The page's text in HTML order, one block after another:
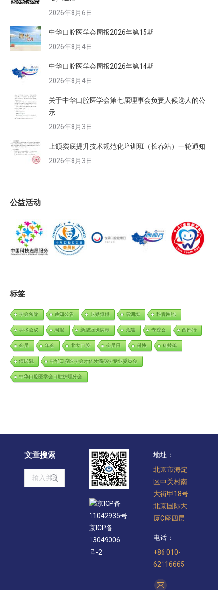
2026年8月6日
中华口腔医学会周报2026年第15期
2026年8月4日
中华口腔医学会周报2026年第14期
2026年8月4日
关于中华口腔医学会第七届理事会负责人候选人的公
示
2026年8月3日
上颌窦底提升技术规范化培训班（长春站）一轮通知
2026年8月3日
公益活动
标签
学会领导 通知公告 业界资讯 培训班 科普园地
学术会议 周报 新型冠状病毒 党建 专委会 西部行
会员 年会 北大口腔 会员日 科协 科技奖
傅民魁 中华口腔医学会牙体牙髓病学专业委员会
中华口腔医学会口腔护理分会
文章搜索
Search:
京ICP备
11042935号
京ICP备
13049006
号-2
地址：
北京市海淀
区中关村南
大街甲18号
北京国际大
厦C座四层
电话：
+86 010-
62116665
找到我们：